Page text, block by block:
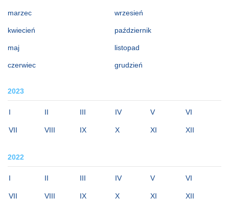
marzec
kwiecień
maj
czerwiec
wrzesień
październik
listopad
grudzień
2023
I II III IV V VI
VII VIII IX X XI XII
2022
I II III IV V VI
VII VIII IX X XI XII